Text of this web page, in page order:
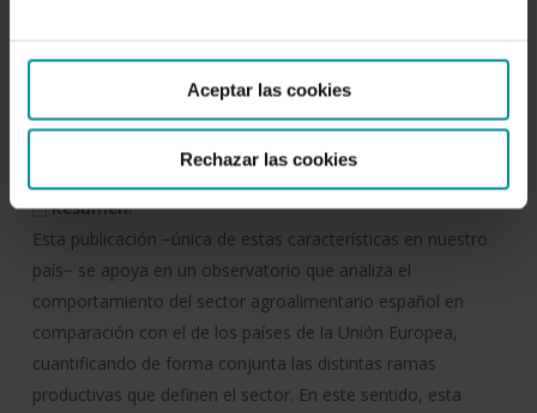
Aceptar las cookies
Rechazar las cookies
Jimena Salamanca,Joaquín Maudos
Fecha de publicación:
Resumen:
Esta publicación −única de estas características en nuestro
país− se apoya en un observatorio que analiza el
comportamiento del sector agroalimentario español en
comparación con el de los países de la Unión Europea,
cuantificando de forma conjunta las distintas ramas
productivas que definen el sector. En este sentido, esta